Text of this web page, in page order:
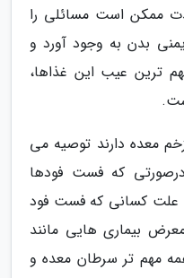
ممکن است مسائلی را
بدن به وجود آورد و
ترین عیب این غذاها،
معده دارند توصیه می
درصورتی که فست فودها
علت کسانی که فست فود
بیماری هایی مانند
مهم تر سرطان معده و